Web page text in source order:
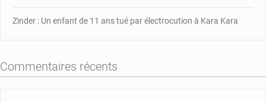
Zinder : Un enfant de 11 ans tué par électrocution à Kara Kara
Commentaires récents